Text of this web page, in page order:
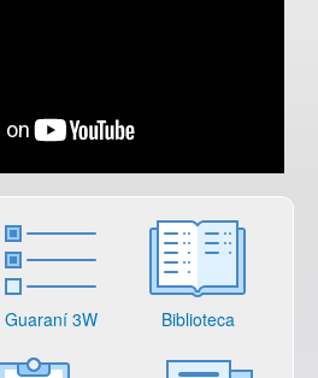
Guaraní 3W Biblioteca